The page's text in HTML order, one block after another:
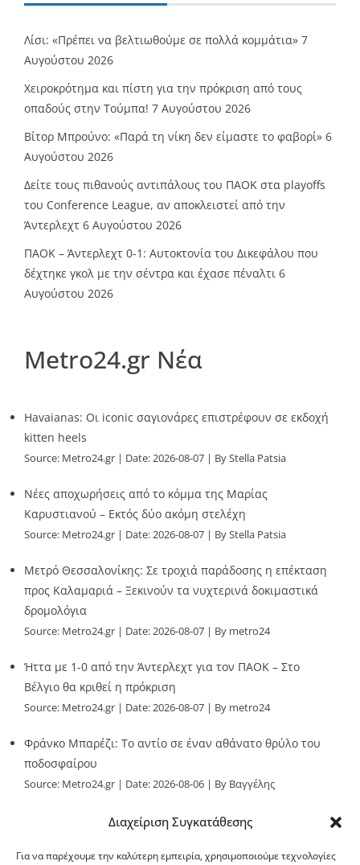
Διαχείριση Συγκατάθεσης
Για να παρέχουμε την καλύτερη εμπειρία, χρησιμοποιούμε τεχνολογίες
Λίσι: «Πρέπει να βελτιωθούμε σε πολλά κομμάτια» 7
Αυγούστου 2026
Χειροκρότημα και πίστη για την πρόκριση από τους
οπαδούς στην Τούμπα! 7 Αυγούστου 2026
Βίτορ Μπρούνο: «Παρά τη νίκη δεν είμαστε το φαβορί» 6
Αυγούστου 2026
Δείτε τους πιθανούς αντιπάλους του ΠΑΟΚ στα playoffs
του Conference League, αν αποκλειστεί από την
Άντερλεχτ 6 Αυγούστου 2026
ΠΑΟΚ – Άντερλεχτ 0-1: Αυτοκτονία του Δικεφάλου που
δέχτηκε γκολ με την σέντρα και έχασε πέναλτι 6
Αυγούστου 2026
Metro24.gr Νέα
Havaianas: Οι iconic σαγιονάρες επιστρέφουν σε εκδοχή
kitten heels
Source: Metro24.gr Date: 2026-08-07 By Stella Patsia
Νέες αποχωρήσεις από το κόμμα της Μαρίας
Καρυστιανού – Εκτός δύο ακόμη στελέχη
Source: Metro24.gr Date: 2026-08-07 By Stella Patsia
Μετρό Θεσσαλονίκης: Σε τροχιά παράδοσης η επέκταση
προς Καλαμαριά – Ξεκινούν τα νυχτερινά δοκιμαστικά
δρομολόγια
Source: Metro24.gr Date: 2026-08-07 By metro24
Ήττα με 1-0 από την Άντερλεχτ για τον ΠΑΟΚ – Στο
Βέλγιο θα κριθεί η πρόκριση
Source: Metro24.gr Date: 2026-08-07 By metro24
Φράνκο Μπαρέζι: Το αντίο σε έναν αθάνατο θρύλο του
ποδοσφαίρου
Source: Metro24.gr Date: 2026-08-06
By Βαγγέλης